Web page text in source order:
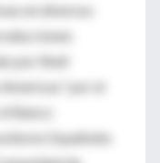
en diversos
por Shell
por el
Banco
Españoles